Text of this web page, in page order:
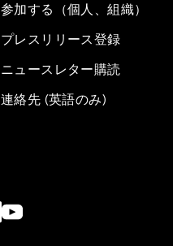
参加する（個人、組織）
プレスリリース登録
ニュースレター購読
連絡先 (英語のみ)